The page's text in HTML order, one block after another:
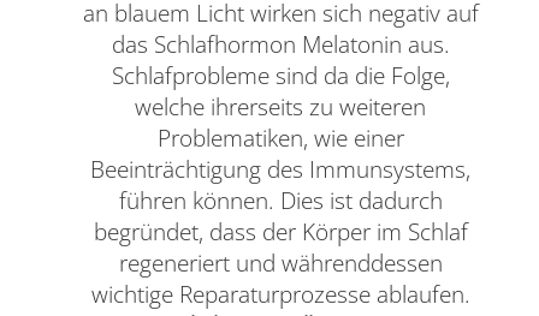
an blauem Licht wirken sich negativ auf
das Schlafhormon Melatonin aus.
Schlafprobleme sind da die Folge,
welche ihrerseits zu weiteren
Problematiken, wie einer
Beeinträchtigung des Immunsystems,
führen können. Dies ist dadurch
begründet, dass der Körper im Schlaf
regeneriert und währenddessen
wichtige Reparaturprozesse ablaufen.